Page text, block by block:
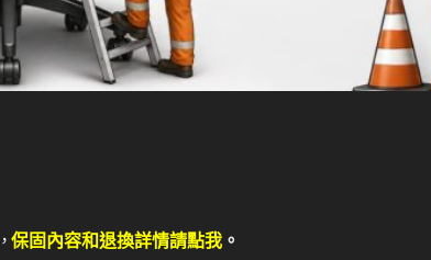
保固內容和退換詳情請點我 。